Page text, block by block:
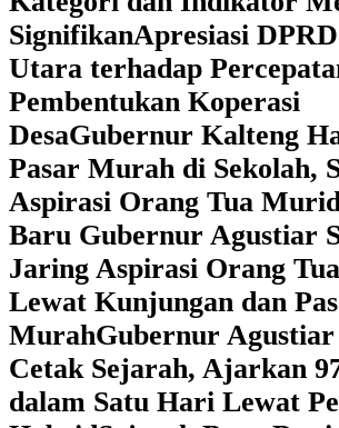
SignifikanApresiasi
Utara terhadap
Pembentukan Koperasi
Desa‎Gubernur Kalteng
Pasar Murah di Sekolah,
Aspirasi Orang Tua
Baru Gubernur Agustiar
Jaring Aspirasi Orang
Lewat Kunjungan dan
MurahGubernur Agustiar
Cetak Sejarah, Ajarkan
dalam Satu Hari Lewat